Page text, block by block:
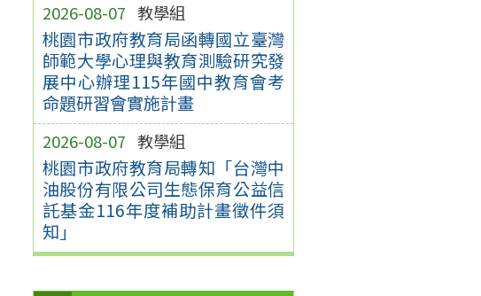
2026-08-07 教學組
桃園市政府教育局函轉國立臺灣
師範大學心理與教育測驗研究發
展中心辦理115年國中教育會考
命題研習會實施計畫
2026-08-07 教學組
桃園市政府教育局轉知「台灣中
油股份有限公司生態保育公益信
託基金116年度補助計畫徵件須
知」